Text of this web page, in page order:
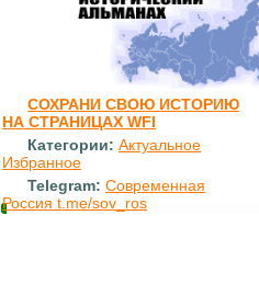
СОХРАНИ СВОЮ ИСТОРИЮ
НА СТРАНИЦАХ WFI
Категории: Актуальное
Избранное
Telegram: Современная
Россия t.me/sov_ros